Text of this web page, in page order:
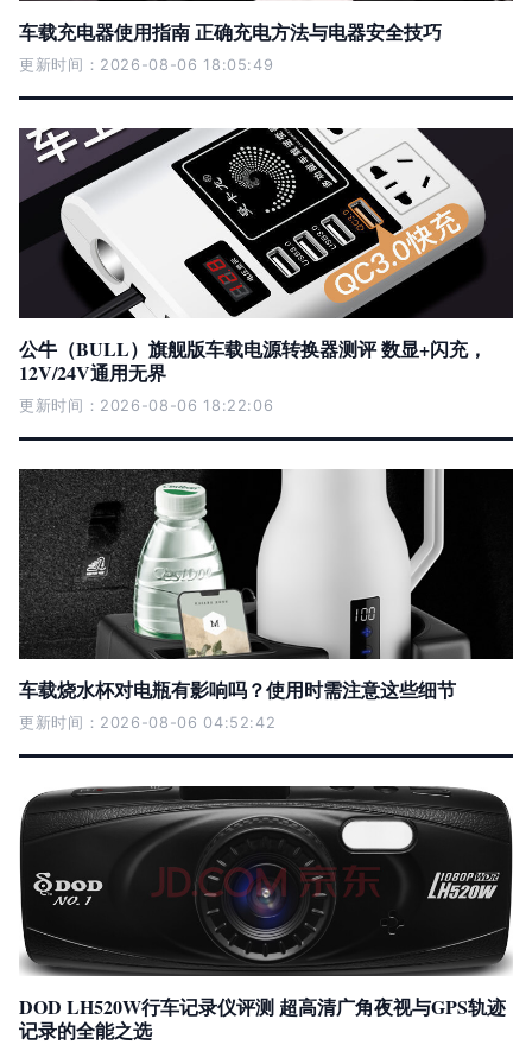
车载充电器使用指南 正确充电方法与电器安全技巧
更新时间：2026-08-06 18:05:49
公牛（BULL）旗舰版车载电源转换器测评 数显+闪充，
12V/24V通用无界
更新时间：2026-08-06 18:22:06
车载烧水杯对电瓶有影响吗？使用时需注意这些细节
更新时间：2026-08-06 04:52:42
DOD LH520W行车记录仪评测 超高清广角夜视与GPS轨迹
记录的全能之选